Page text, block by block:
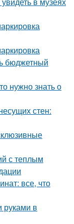
бюджетный
нужно знать о
стен:
с теплым
все, что
руками в